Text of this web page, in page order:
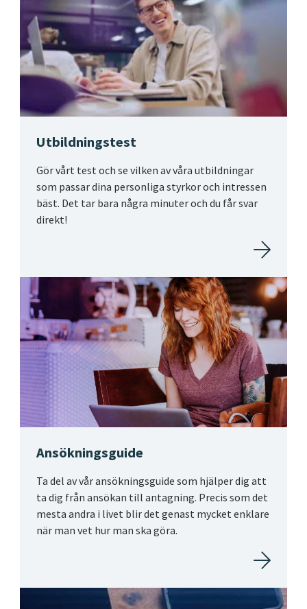
Utbildningstest
Gör vårt test och se vilken av våra utbildningar
som passar dina personliga styrkor och intressen
bäst. Det tar bara några minuter och du får svar
direkt!
Ansökningsguide
Ta del av vår ansökningsguide som hjälper dig att
ta dig från ansökan till antagning. Precis som det
mesta andra i livet blir det genast mycket enklare
när man vet hur man ska göra.